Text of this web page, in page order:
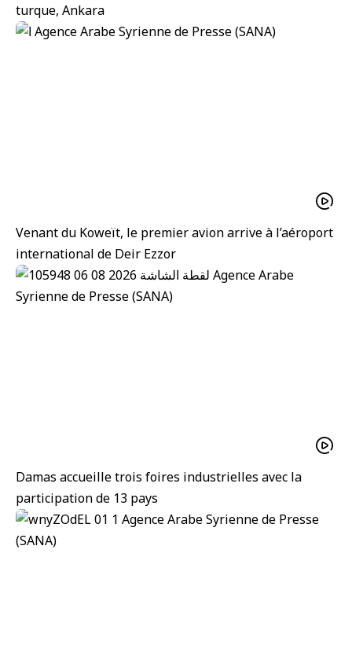
turque, Ankara
Venant du Koweït, le premier avion arrive à l’aéroport
international de Deir Ezzor
Damas accueille trois foires industrielles avec la
participation de 13 pays